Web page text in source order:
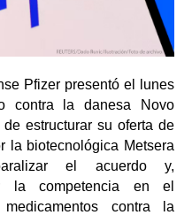
Pfizer presentó el lunes
contra la danesa Novo
estructurar su oferta de
la biotecnológica Metsera
el acuerdo y,
la competencia en el
contra la